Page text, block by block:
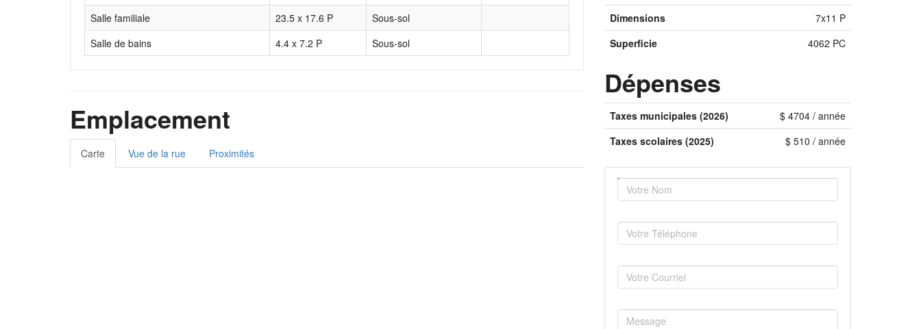
Salle familiale
23.5 x 17.6 P
Sous-sol
Salle de bains
4.4 x 7.2 P Sous-sol
Emplacement
Carte Vue de la rue Proximités
Dimensions
7x11 P
Superficie
4062 PC
Dépenses
Taxes municipales (2026)
$ 4704 / année
Taxes scolaires (2025)
$ 510 / année